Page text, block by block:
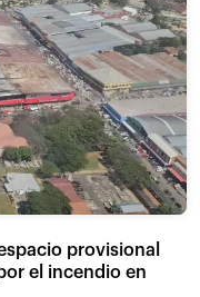
provisional
el incendio en